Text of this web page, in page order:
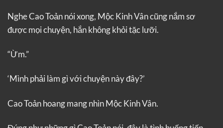
Nghe Cao Toản nói xong, Mộc Kinh Vân cũng nắm sơ
được mọi chuyện, hắn không khỏi tặc lưỡi.
“Ừm.”
‘Mình phải làm gì với chuyện này đây?’
Cao Toản hoang mang nhìn Mộc Kinh Vân.